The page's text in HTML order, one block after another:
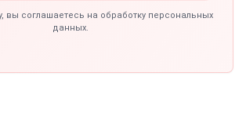
вы соглашаетесь на обработку персональных
данных.